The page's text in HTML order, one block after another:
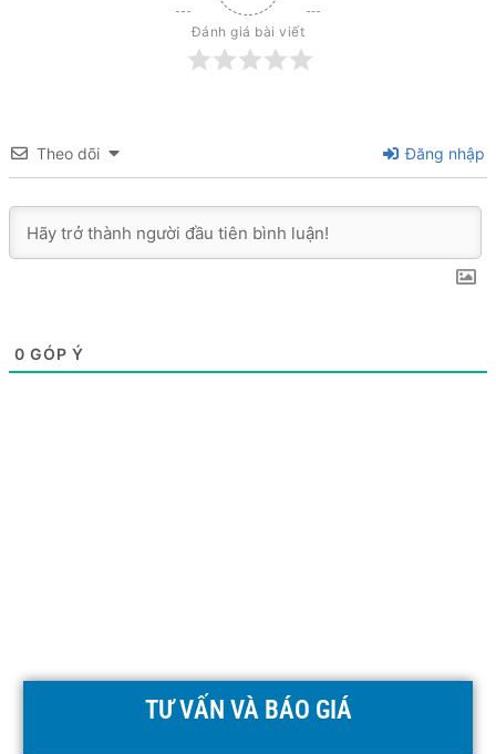
Đánh giá bài viết
Theo dõi Đăng nhập
0 GÓP Ý
TƯ VẤN VÀ BÁO GIÁ